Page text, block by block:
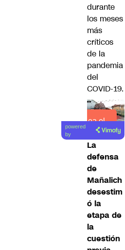
durante
los meses
más
críticos
de la
pandemia
del
COVID-19.
Lea el
artículo
powered
by
La
defensa
de
Mañalich
desestim
ó la
etapa de
la
cuestión